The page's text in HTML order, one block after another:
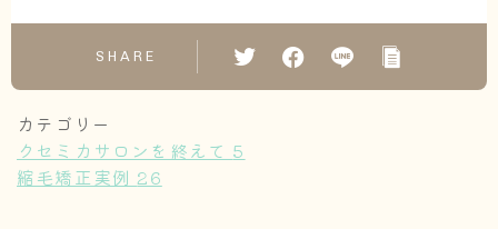
SHARE
カテゴリー
クセミカサロンを終えて 5
縮毛矯正実例26